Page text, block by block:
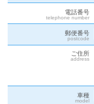
電話番号
telephone number
郵便番号
postcode
ご住所
address
車種
model